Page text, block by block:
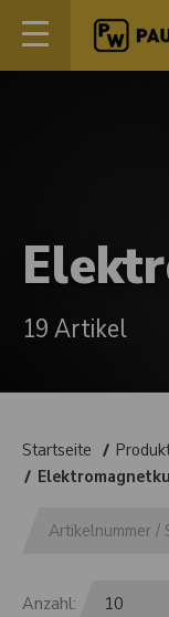
19 Artikel
Startseite
Anzahl: